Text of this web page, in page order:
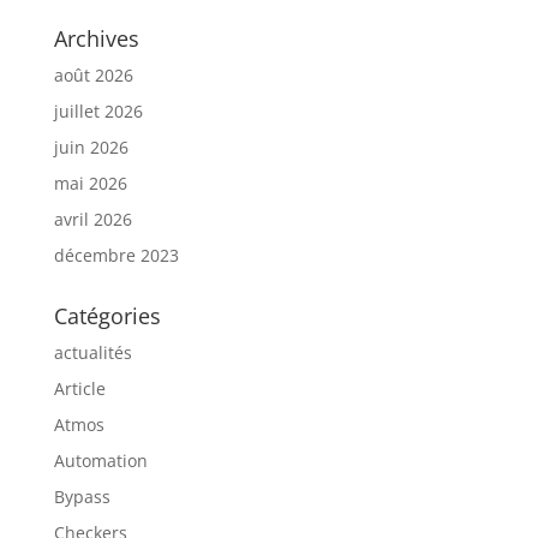
Archives
août 2026
juillet 2026
juin 2026
mai 2026
avril 2026
décembre 2023
Catégories
actualités
Article
Atmos
Automation
Bypass
Checkers